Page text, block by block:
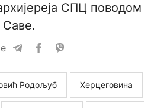
СПЦ поводом
Саве.
Родољуб Херцеговина